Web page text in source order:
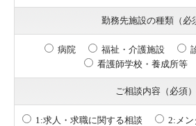
勤務先施設の種類（必
病院 福祉・介護施設
看護師学校・養成所等
ご相談内容（必須）
1:求人・求職に関する相談
2:メン